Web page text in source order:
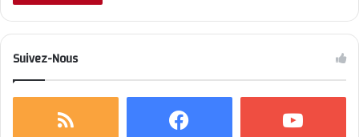
Suivez-Nous